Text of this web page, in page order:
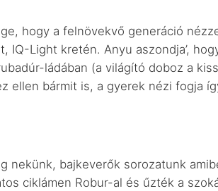
hogy a felnövekvő generáció
IQ-Light kretén. Anyu aszondja’,
ládában (a világító doboz a
ellen bármit is, a gyerek nézi fogja
nekünk, bajkeverők sorozatunk
ciklámen Robur-al és űzték a